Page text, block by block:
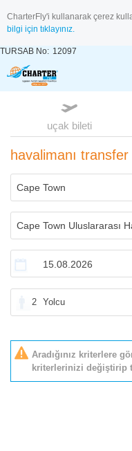
CharterFly'i kullanarak çerez
bilgi için tıklayınız.
TURSAB No: 12097
uçak bileti
havalimanı transfer
2 Yolcu
Aradığınız kriterlere
kriterlerinizi değiştirip